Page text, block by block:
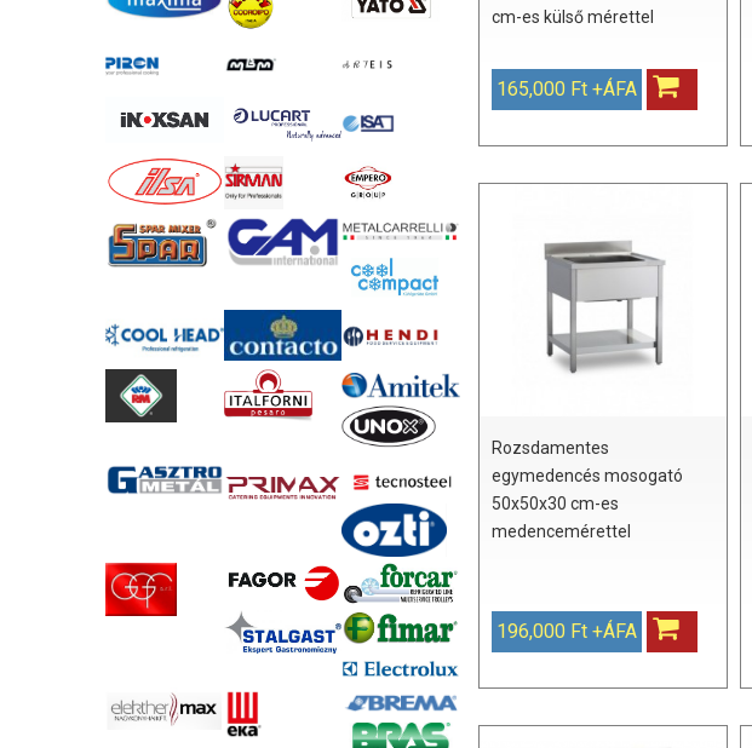
cm-es külső mérettel
165,000 Ft +ÁFA
Rozsdamentes
egymedencés mosogató
50x50x30 cm-es
medencemérettel
196,000 Ft +ÁFA